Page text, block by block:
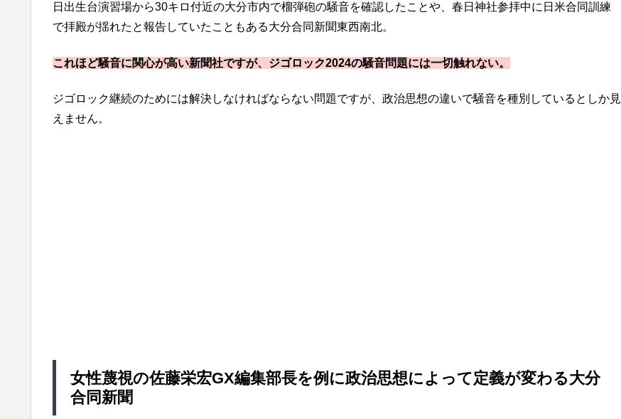
日出生台演習場から30キロ付近の大分市内で榴弾砲の騒音を確認したことや、春日神社参拝中に日米合同訓練
で拝殿が揺れたと報告していたこともある大分合同新聞東西南北。
これほど騒音に関心が高い新聞社ですが、ジゴロック2024の騒音問題には一切触れない。
ジゴロック継続のためには解決しなければならない問題ですが、政治思想の違いで騒音を種別しているとしか見
えません。
女性蔑視の佐藤栄宏GX編集部長を例に政治思想によって定義が変わる大分
合同新聞